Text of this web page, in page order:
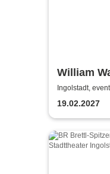
William
Ingolstadt,
19.02.2027